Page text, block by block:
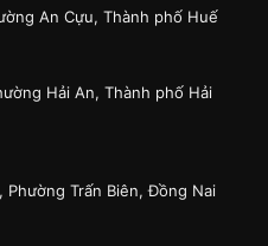
An Cựu, Thành phố Huế
Hải An, Thành phố Hải
Phường Trấn Biên, Đồng Nai